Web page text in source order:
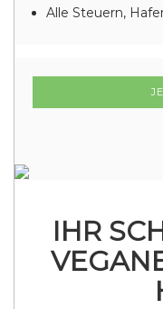
Alle Steuern,
IHR